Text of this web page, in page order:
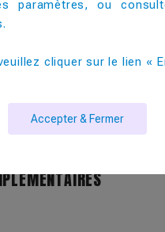
25
9000
paramètres, ou
cliquer sur le lien «
Accepter & Fermer